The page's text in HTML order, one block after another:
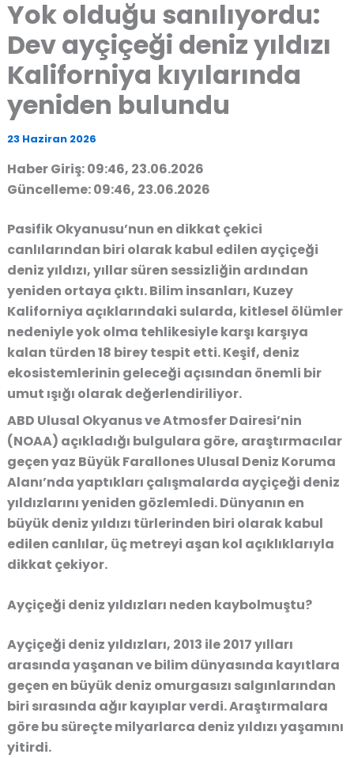
Yok olduğu sanılıyordu:
Dev ayçiçeği deniz yıldızı
Kaliforniya kıyılarında
yeniden bulundu
23 Haziran 2026
Haber Giriş: 09:46, 23.06.2026
Güncelleme: 09:46, 23.06.2026
Pasifik Okyanusu’nun en dikkat çekici
canlılarından biri olarak kabul edilen ayçiçeği
deniz yıldızı, yıllar süren sessizliğin ardından
yeniden ortaya çıktı. Bilim insanları, Kuzey
Kaliforniya açıklarındaki sularda, kitlesel ölümler
nedeniyle yok olma tehlikesiyle karşı karşıya
kalan türden 18 birey tespit etti. Keşif, deniz
ekosistemlerinin geleceği açısından önemli bir
umut ışığı olarak değerlendiriliyor.
ABD Ulusal Okyanus ve Atmosfer Dairesi’nin
(NOAA) açıkladığı bulgulara göre, araştırmacılar
geçen yaz Büyük Farallones Ulusal Deniz Koruma
Alanı’nda yaptıkları çalışmalarda ayçiçeği deniz
yıldızlarını yeniden gözlemledi. Dünyanın en
büyük deniz yıldızı türlerinden biri olarak kabul
edilen canlılar, üç metreyi aşan kol açıklıklarıyla
dikkat çekiyor.
Ayçiçeği deniz yıldızları neden kaybolmuştu?
Ayçiçeği deniz yıldızları, 2013 ile 2017 yılları
arasında yaşanan ve bilim dünyasında kayıtlara
geçen en büyük deniz omurgasızı salgınlarından
biri sırasında ağır kayıplar verdi. Araştırmalara
göre bu süreçte milyarlarca deniz yıldızı yaşamını
yitirdi.